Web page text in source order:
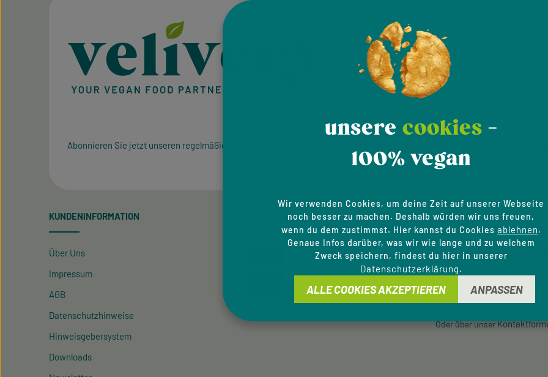
Abonnieren Sie jetzt unseren regelmäßig erscheinenden Newsletter, um rechtzeitig über neue Produkte und Angebote
KUNDENINFORMATION
Über Uns
Impressum
AGB
Datenschutzhinweise
Hinweisgeber­system
Downloads
ZAHLUNGSARTEN SERVICE-HOTLINE
Unterstützung und Beratung
09433 - 20 41 31 00
Mo-Fr, 08:00 - 16:00 Uhr
Oder über unser
unsere cookies -
100% vegan
Wir verwenden Cookies, um deine Zeit auf unserer Webseite
noch besser zu machen. Deshalb würden wir uns freuen,
wenn du dem zustimmst. Hier kannst du Cookies ablehnen.
Genaue Infos darüber, was wir wie lange und zu welchem
Zweck speichern, findest du hier in unserer
Datenschutzerklärung.
ANPASSEN
ALLE COOKIES AKZEPTIEREN